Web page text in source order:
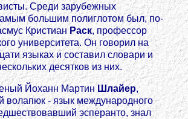
Среди зарубежных
большим полиглотом был, по-
КристианРаск, профессор
университета. Он говорил на
языках и составил словари и
десятков из них.
Йоханн Мартин Шлайер,
волапюк - язык международного
эсперанто, знал